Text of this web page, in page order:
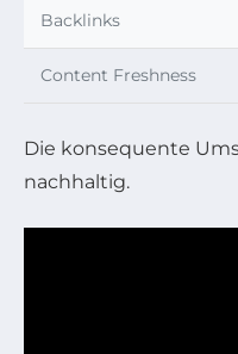
Backlinks
Content Freshness
Die konsequente
nachhaltig.